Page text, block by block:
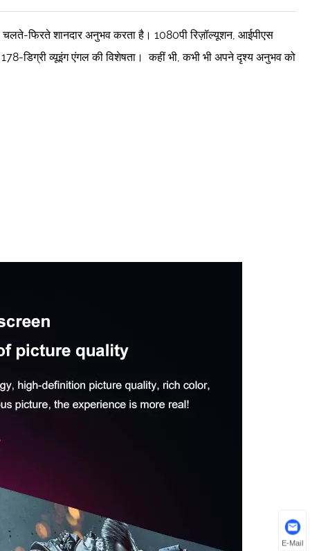
चलते-फिरते शानदार अनुभव करता है। 1080पी रिज़ॉल्यूशन, आईपीएस
डिग्री व्यूइंग एंगल की विशेषता। कहीं भी, कभी भी अपने दृश्य अनुभव को
E-Mail